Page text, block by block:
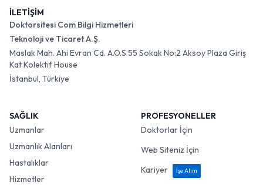
İLETİŞİM
Doktorsitesi Com Bilgi Hizmetleri
Teknoloji ve Ticaret A.Ş.
Maslak Mah. Ahi Evran Cd. A.O.S 55 Sokak No:2 Aksoy Plaza Giriş
Kat Kolektif House
İstanbul, Türkiye
SAĞLIK
Uzmanlar
Uzmanlık Alanları
Hastalıklar
Hizmetler
PROFESYONELLER
Doktorlar İçin
Web Siteniz İçin
Kariyer
İşe Alım